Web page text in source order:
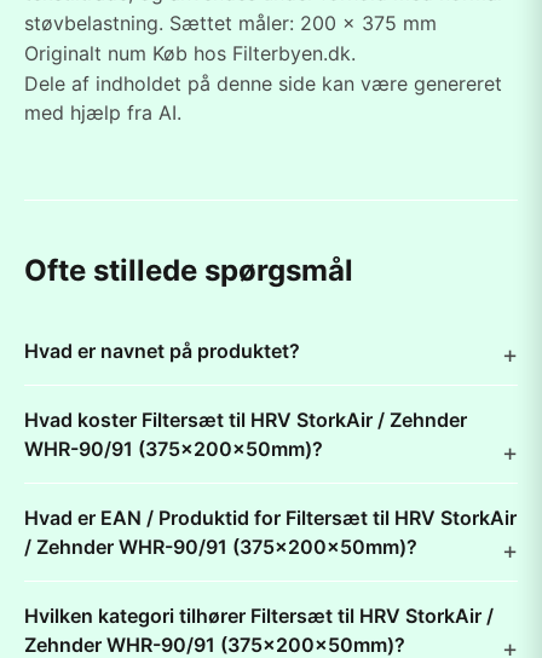
støvbelastning. Sættet måler: 200 x 375 mm
Originalt num Køb hos Filterbyen.dk.
Dele af indholdet på denne side kan være genereret
med hjælp fra AI.
Ofte stillede spørgsmål
Hvad er navnet på produktet?
Hvad koster Filtersæt til HRV StorkAir / Zehnder
WHR-90/91 (375x200x50mm)?
Hvad er EAN / Produktid for Filtersæt til HRV StorkAir
/ Zehnder WHR-90/91 (375x200x50mm)?
Hvilken kategori tilhører Filtersæt til HRV StorkAir /
Zehnder WHR-90/91 (375x200x50mm)?